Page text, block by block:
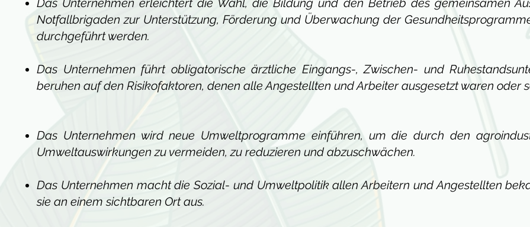
Das Unternehmen erleichtert die Wahl, die Bildung und den Betrieb des gemeinsamen
Notfallbrigaden zur Unterstützung, Förderung und Überwachung der
durchgeführt werden.
Das Unternehmen führt obligatorische ärztliche Eingangs-, Zwischen- und
beruhen auf den Risikofaktoren, denen alle Angestellten und Arbeiter ausgesetzt waren oder
Das Unternehmen wird neue Umweltprogramme einführen, um die durch den
Umweltauswirkungen zu vermeiden, zu reduzieren und abzuschwächen.
Das Unternehmen macht die Sozial- und Umweltpolitik allen Arbeitern und Angestellten
sie an einem sichtbaren Ort aus.